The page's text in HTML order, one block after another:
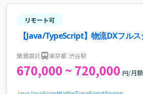
リモート可
【Java/TypeScript】物流DXフル
業務委託 東京都 渋谷駅
670,000 ~ 720,000 円/月額